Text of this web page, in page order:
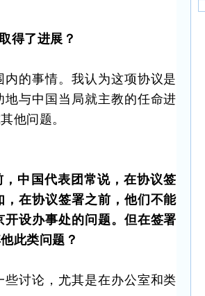
得了进展？
的事情。我认为这项协议是
与中国当局就主教的任命进
他问题。
中国代表团常说，在协议签
在协议签署之前，他们不能
设办事处的问题。但在签署
此类问题？
讨论，尤其是在办公室和类